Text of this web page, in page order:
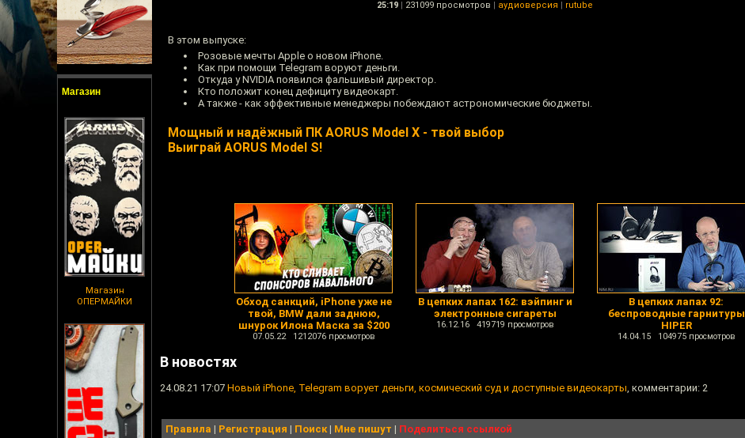
Магазин
Магазин
ОПЕРМАЙКИ
25:19 | 231099 просмотров | аудиоверсия | rutube
В этом выпуске:
Розовые мечты Apple о новом iPhone.
Как при помощи Telegram воруют деньги.
Откуда у NVIDIA появился фальшивый директор.
Кто положит конец дефициту видеокарт.
А также - как эффективные менеджеры побеждают астрономические бюджеты.
Мощный и надёжный ПК AORUS Model X - твой выбор
Выиграй AORUS Model S!
Обход санкций, iPhone уже не
твой, BMW дали заднюю,
шнурок Илона Маска за $200
07.05.22 1212076 просмотров
В цепких лапах 162: вэйпинг и
электронные сигареты
16.12.16 419719 просмотров
В цепких лапах 92:
беспроводные гарнитуры
HIPER
14.04.15 104975 просмотров
В новостях
24.08.21 17:07 Новый iPhone, Telegram ворует деньги, космический суд и доступные видеокарты, комментарии: 2
Правила | Регистрация | Поиск| Мне пишут | Поделиться ссылкой